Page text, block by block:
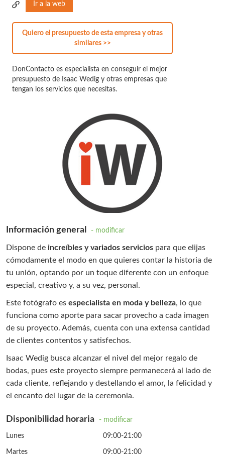
Ir a la web
Quiero el presupuesto de esta empresa y otras
similares >>
DonContacto es especialista en conseguir el mejor
presupuesto de Isaac Wedig y otras empresas que
tengan los servicios que necesitas.
Información general - modificar
Dispone de increíbles y variados servicios para que elijas
cómodamente el modo en que quieres contar la historia de
tu unión, optando por un toque diferente con un enfoque
especial, creativo y, a su vez, personal.
Este fotógrafo es especialista en moda y belleza, lo que
funciona como aporte para sacar provecho a cada imagen
de su proyecto. Además, cuenta con una extensa cantidad
de clientes contentos y satisfechos.
Isaac Wedig busca alcanzar el nivel del mejor regalo de
bodas, pues este proyecto siempre permanecerá al lado de
cada cliente, reflejando y destellando el amor, la felicidad y
el encanto del lugar de la ceremonia.
Disponibilidad horaria - modificar
Lunes 09:00-21:00
Martes 09:00-21:00